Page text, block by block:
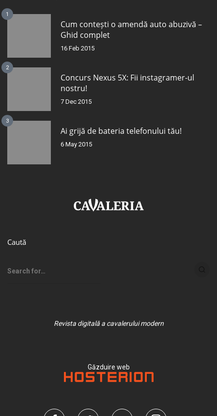
1
Cum contești o amendă auto abuzivă –
Ghid complet
16 Feb 2015
2
Concurs Nexus 5X: Fii instagramer-ul
nostru!
7 Dec 2015
3
Ai grijă de bateria telefonului tău!
6 May 2015
Caută
Revista digitală a cavalerului modern
Găzduire web